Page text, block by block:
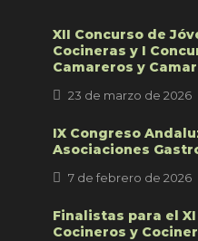
XII Concurso de
Cocineras y I
Camareros y
23 de marzo de 2026
IX Congreso
Asociaciones
7 de febrero de 2026
Finalistas para el
Cocineros y